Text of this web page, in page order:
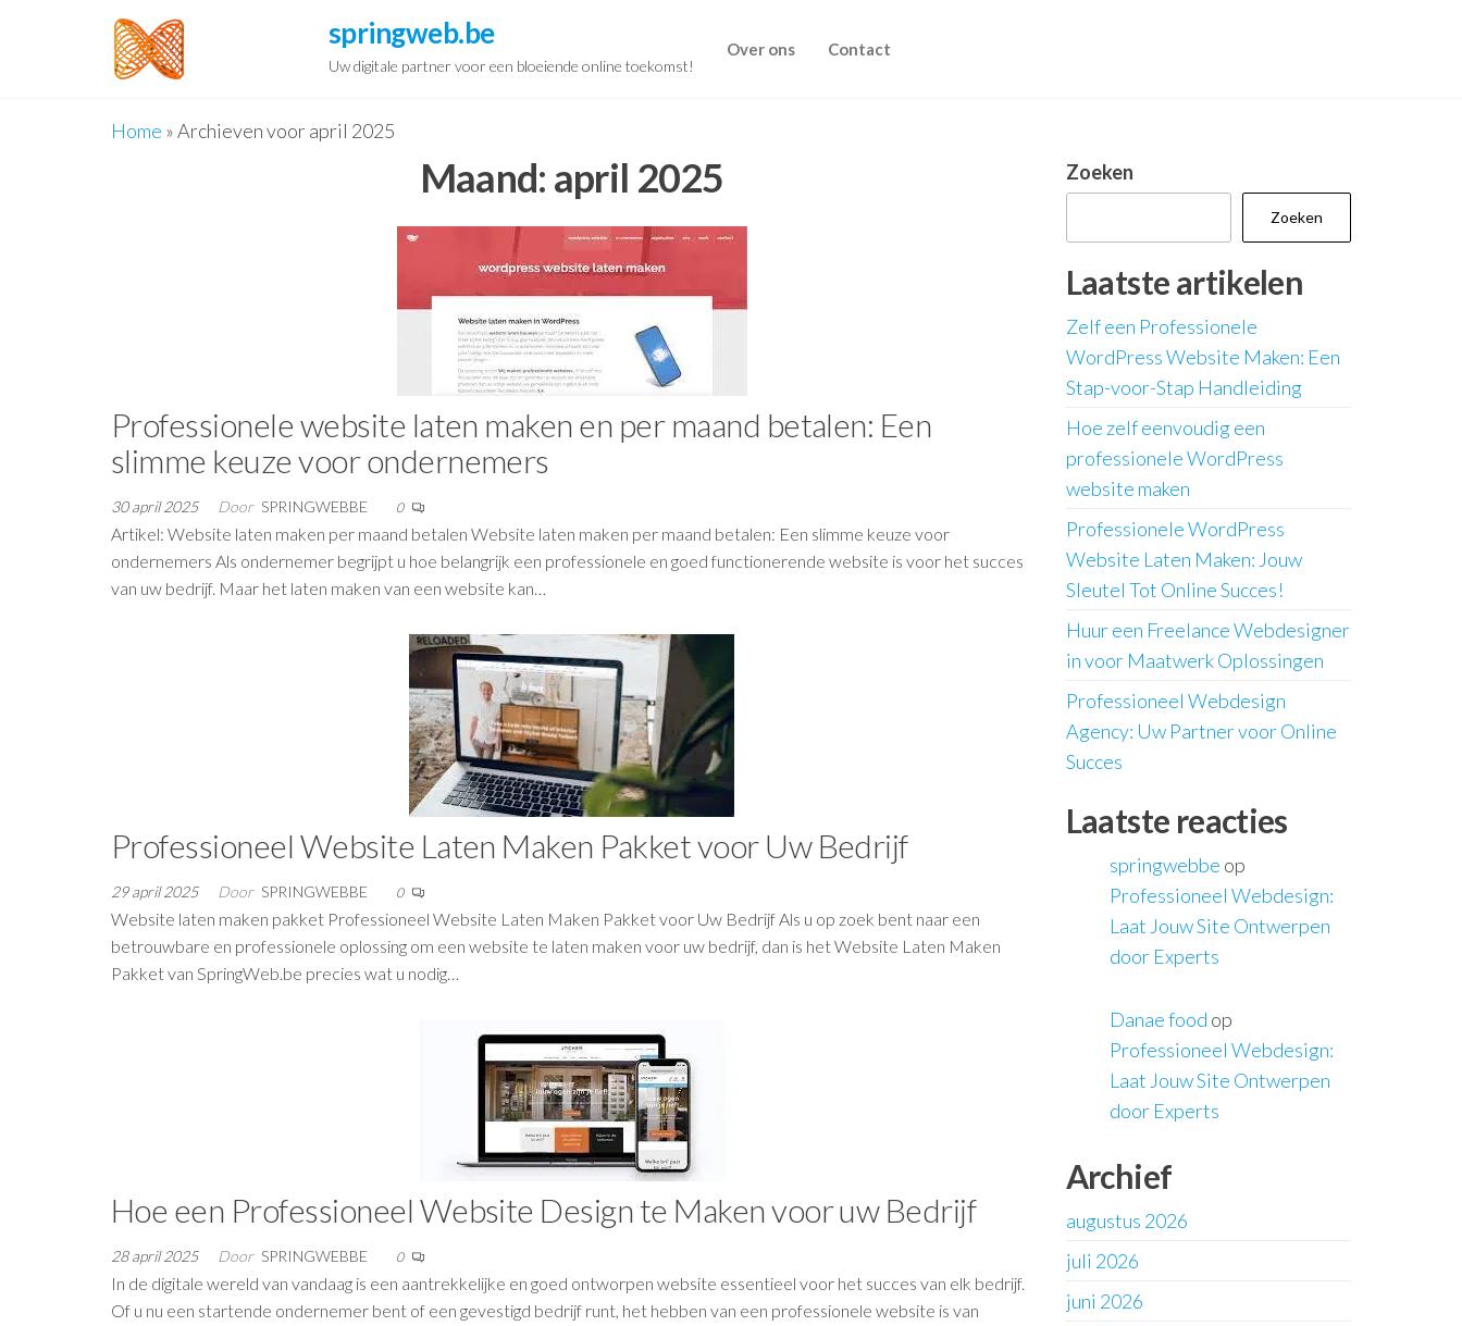
springweb.be
Uw digitale partner voor een bloeiende online toekomst!
Over ons Contact
Home »Archieven voor april 2025
Maand: april 2025
Professionele website laten maken en per maand betalen: Een
slimme keuze voor ondernemers
30 april 2025 Door SPRINGWEBBE 0
Artikel: Website laten maken per maand betalen Website laten maken per maand betalen: Een slimme keuze voor
ondernemers Als ondernemer begrijpt u hoe belangrijk een professionele en goed functionerende website is voor het succes
van uw bedrijf. Maar het laten maken van een website kan…
Professioneel Website Laten Maken Pakket voor Uw Bedrijf
29 april 2025 Door SPRINGWEBBE 0
Website laten maken pakket Professioneel Website Laten Maken Pakket voor Uw Bedrijf Als u op zoek bent naar een
betrouwbare en professionele oplossing om een website te laten maken voor uw bedrijf, dan is het Website Laten Maken
Pakket van SpringWeb.be precies wat u nodig…
Hoe een Professioneel Website Design te Maken voor uw Bedrijf
28 april 2025 Door SPRINGWEBBE 0
In de digitale wereld van vandaag is een aantrekkelijke en goed ontworpen website essentieel voor het succes van elk bedrijf.
Of u nu een startende ondernemer bent of een gevestigd bedrijf runt, het hebben van een professionele website is van
Zoeken
Zoeken
Laatste artikelen
Zelf een Professionele
WordPress Website Maken: Een
Stap-voor-Stap Handleiding
Hoe zelf eenvoudig een
professionele WordPress
website maken
Professionele WordPress
Website Laten Maken: Jouw
Sleutel Tot Online Succes!
Huur een Freelance Webdesigner
in voor Maatwerk Oplossingen
Professioneel Webdesign
Agency: Uw Partner voor Online
Succes
Laatste reacties
springwebbe op
Professioneel Webdesign:
Laat Jouw Site Ontwerpen
door Experts
Danae food op
Professioneel Webdesign:
Laat Jouw Site Ontwerpen
door Experts
Archief
augustus 2026
juli 2026
juni 2026